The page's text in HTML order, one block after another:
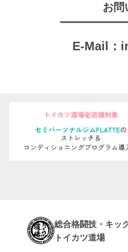
お問
E-Mail：
総合格闘技・キッ
トイカツ道場